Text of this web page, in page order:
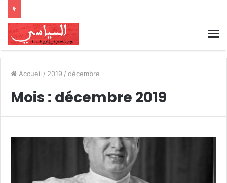
Accueil / 2019 / décembre
Mois : décembre 2019